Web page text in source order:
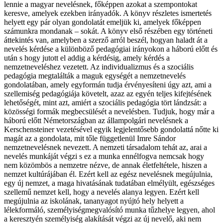
lennie a magyar nevelésnek, főképpen azokat a szempontokat
keresve, amelyek ezekben irányadók. A könyv részletes ismertetés
helyett egy pár olyan gondolatát emeljük ki, amelyek főképpen
számunkra mondanak – sokát. A könyv első részében egy történeti
áttekintés van, amelyben a szerző arról beszél, hogyan haladt át a
nevelés kérdése a különböző pedagógiai irányokon a háború előtt és
után s hogy jutott el addig a kérdésig, amely kérdés a
nemzetneveléshez vezetett. Az individualizmus és a szociális
pedagógia megtalálták a maguk egységét a nemzetnevelés
gondolatában, amely egyformán tudja érvényesíteni úgy azt, ami a
szellemiség pedagógiája követelt, azaz az egyén teljes kifejtésének
lehetőségét, mint azt, amiért a szociális pedagógia tört lándzsát: a
közösségi formák megbecsülését a nevelésben. Tudjuk, hogy már a
háború előtt Németországban az állampolgári nevelésnek a
Kerschensteiner vezetésével egyik legjelentősebb gondolattá nőtte ki
magát az a gondolata, mit tőle függetlenül Imre Sándor
nemzetnevelésnek nevezett. A nemzeti társadalom tehát az, arai a
nevelés munkáját végzi s ez a munka ennélfogva nemcsak hogy
nem közömbös a nemzetre nézve, de annak életfeltétele, hiszen a
nemzet kultúrájában él. Ezért kell az egész nevelésnek megújulnia,
egy új nemzet, a maga hivatásának tudatában elmélyült, egészséges
szellemű nemzet kell, hogy a nevelés alanya legyen. Ezért kell
megújulnia az iskolának, tananyagot nyújtó hely helyett a
lélekformáló, személyiségmegvalósító munka tűzhelye legyen, ahol
a keresztyén személyiség alakítását végzi az új nevelő, aki nem